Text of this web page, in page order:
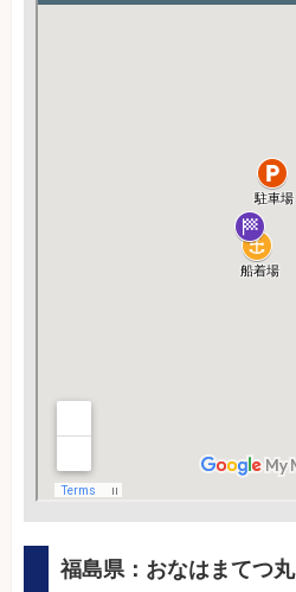
福島県：おなはまてつ丸